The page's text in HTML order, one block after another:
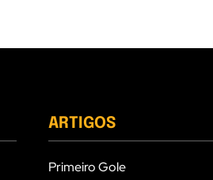
ARTIGOS
Primeiro Gole